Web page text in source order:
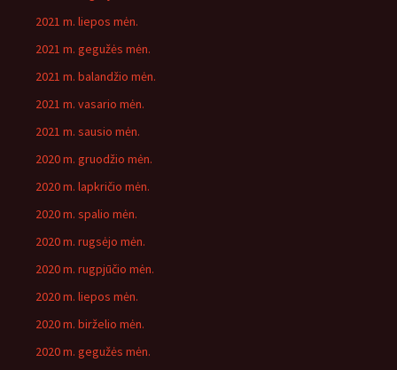
2021 m. liepos mėn.
2021 m. gegužės mėn.
2021 m. balandžio mėn.
2021 m. vasario mėn.
2021 m. sausio mėn.
2020 m. gruodžio mėn.
2020 m. lapkričio mėn.
2020 m. spalio mėn.
2020 m. rugsėjo mėn.
2020 m. rugpjūčio mėn.
2020 m. liepos mėn.
2020 m. birželio mėn.
2020 m. gegužės mėn.